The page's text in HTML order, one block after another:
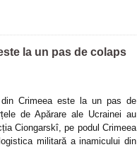
la un pas de colaps
Crimeea este la un pas de
de Apărare ale Ucrainei au
Ciongarskî, pe podul Crimeea
militară a inamicului din